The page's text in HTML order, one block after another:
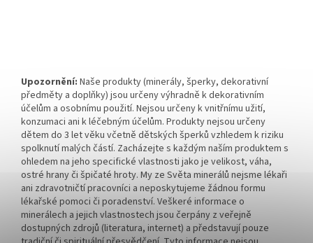
Upozornění: Naše produkty (minerály, šperky, dekorativní
předměty a doplňky) jsou určeny výhradně k dekorativním
účelům a osobnímu použití. Nejsou určeny k vnitřnímu užití,
konzumaci ani k léčebným účelům. Produkty nejsou určeny
dětem do 3 let věku včetně dětských šperků vzhledem k riziku
spolknutí malých částí. Zacházejte s každým naším produktem s
ohledem na jeho specifické vlastnosti jako je velikost, váha,
ostré hrany či špičaté hroty. My ze Světa minerálů nejsme lékaři
ani zdravotničtí pracovníci a neposkytujeme žádnou formu
lékařské pomoci či poradenství. Veškeré informace o
minerálech a jejich vlastnostech jsou čerpány z veřejně
dostupných zdrojů (literatura, internet) a představují pouze